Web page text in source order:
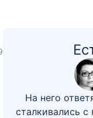
На него
сталкивались